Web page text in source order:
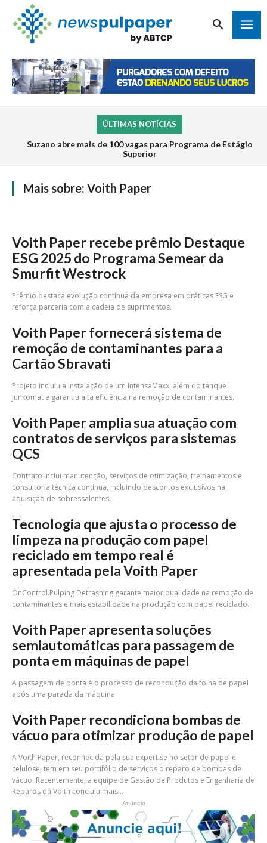
ÚLTIMAS NOTÍCIAS
Suzano abre mais de 100 vagas para Programa de Estágio
Superior
Mais sobre: Voith Paper
Voith Paper recebe prêmio Destaque
ESG 2025 do Programa Semear da
Smurfit Westrock
Prêmio destaca evolução contínua da empresa em práticas ESG e
reforça parceria com a cadeia de suprimentos.
Voith Paper fornecerá sistema de
remoção de contaminantes para a
Cartão Sbravati
Projeto incluiu a instalação de um IntensaMaxx, além do tanque
Junkomat e garantiu alta eficiência na remoção de contaminantes.
Voith Paper amplia sua atuação com
contratos de serviços para sistemas
QCS
Contrato inclui manutenção, serviços de otimização, treinamentos e
consultoria técnica contínua, incluindo descontos exclusivos na
aquisição de sobressalentes.
Tecnologia que ajusta o processo de
limpeza na produção com papel
reciclado em tempo real é
apresentada pela Voith Paper
OnControl.Pulping Detrashing garante maior qualidade na remoção de
contaminantes e mais estabilidade na produção com papel reciclado.
Voith Paper apresenta soluções
semiautomáticas para passagem de
ponta em máquinas de papel
A passagem de ponta é o processo de recondução da folha de papel
após uma parada da máquina
Voith Paper recondiciona bombas de
vácuo para otimizar produção de papel
A Voith Paper, reconhecida pela sua expertise no setor de papel e
celulose, tem em seu portifólio de serviços o reparo de bombas de
vácuo. Recentemente, a equipe de Gestão de Produtos e Engenharia de
Reparos da Voith concluiu mais...
Anúncio